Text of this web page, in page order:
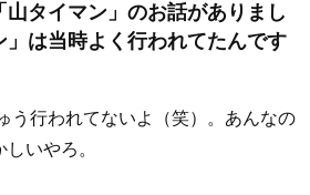
山タイマン」のお話がありまし
」は当時よく行われてたんです
う行われてないよ（笑）。あんなの
いやろ。